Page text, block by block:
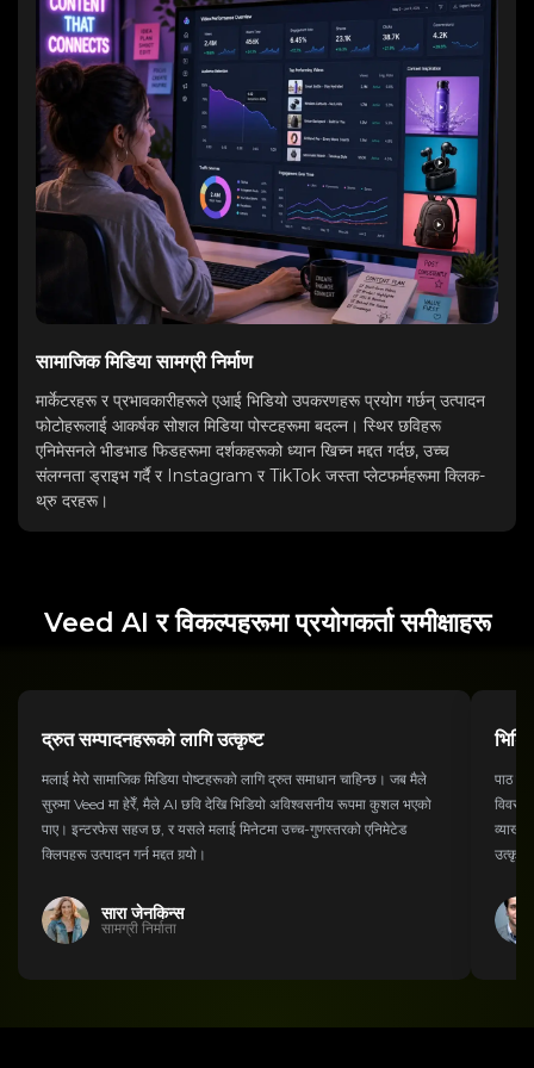
सामाजिक मिडिया सामग्री निर्माण
मार्केटरहरू र प्रभावकारीहरूले एआई भिडियो उपकरणहरू प्रयोग गर्छन् उत्पादन
फोटोहरूलाई आकर्षक सोशल मिडिया पोस्टहरूमा बदल्न। स्थिर छविहरू
एनिमेसनले भीडभाड फिडहरूमा दर्शकहरूको ध्यान खिच्न मद्दत गर्दछ, उच्च
संलग्नता ड्राइभ गर्दै र Instagram र TikTok जस्ता प्लेटफर्महरूमा क्लिक-
थ्रु दरहरू।
Veed AI र विकल्पहरूमा प्रयोगकर्ता समीक्षाहरू
द्रुत सम्पादनहरूको लागि उत्कृष्ट
मलाई मेरो सामाजिक मिडिया पोष्टहरूको लागि द्रुत समाधान चाहिन्छ। जब मैले
सुरुमा Veed मा हेरेँ, मैले AI छवि देखि भिडियो अविश्वसनीय रूपमा कुशल भएको
पाए। इन्टरफेस सहज छ, र यसले मलाई मिनेटमा उच्च-गुणस्तरको एनिमेटेड
क्लिपहरू उत्पादन गर्न मद्दत गर्‍यो।
सारा जेनकिन्स
सामग्री निर्माता
पाठ